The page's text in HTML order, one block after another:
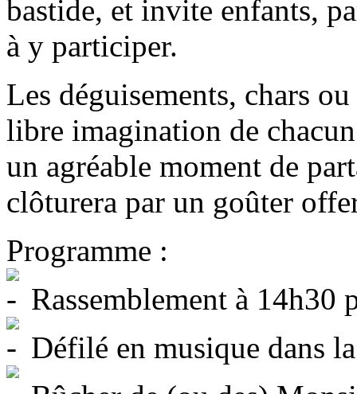
bastide, et invite enfants,
à y participer.
Les déguisements, chars
libre imagination de
un agréable moment de
clôturera par un goûter
Programme :
Rassemblement à 14h30
Défilé en musique dans